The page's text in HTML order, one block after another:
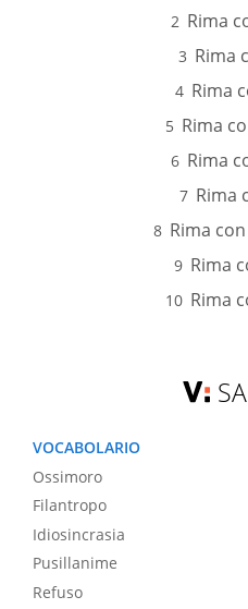
Rima
Rima
Rima
Rima
Rima
Rima
Rima con
Rima
Rima
VOCABOLARIO
Ossimoro
Filantropo
Idiosincrasia
Pusillanime
Refuso